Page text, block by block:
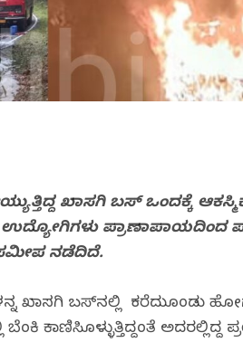
ಖಾಸಗಿ ಬಸ್ ಒಂದಕ್ಕೆ
ಉದ್ಯೋಗಿಗಳು ಪ್ರಾಣಾಪಾಯದಿಂದ
ನಡೆದಿದೆ‌.
ಬಸ್‌ನಲ್ಲಿ ಕರೆದುಕೊಂಡು
ಕಾಣಿಸಿಕೊಳ್ಳುತ್ತಿದ್ದಂತೆ ಅದರಲ್ಲಿದ್ದ